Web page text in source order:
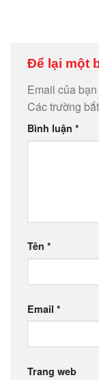
Để lại một
Email của
Các trường
Bình luận *
Tên *
Email *
Trang web